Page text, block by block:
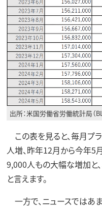
出所：米国労働省労働統計局（
この表を見ると、毎月プ
人増、昨年12月から今年5
9,000人もの大幅な増加と、
と言えます。
一方で、ニュースではあ